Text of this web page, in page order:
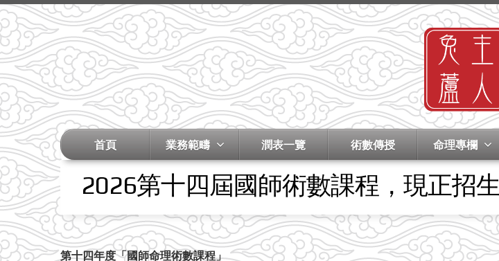
首頁 業務範疇 潤表一覽 術數傳授 命理專欄
2026第十四屆國師術數課程，現正招生
第十四年度「國師命理術數課程」